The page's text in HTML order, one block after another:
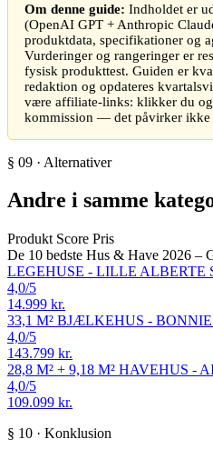
Om denne guide: Indholdet er
(OpenAI GPT + Anthropic
produktdata, specifikationer og
Vurderinger og rangeringer er
fysisk produkttest. Guiden er
redaktion og opdateres
være affiliate-links: klikker du
kommission — det påvirker ikke
§ 09 · Alternativer
Andre i samme
Produkt Score Pris
De 10 bedste Hus & Have 2026 –
LEGEHUSE - LILLE ALBERTE
4,0/5
14.999 kr.
33,1 M² BJÆLKEHUS - BONNIE
4,0/5
143.799 kr.
28,8 M² + 9,18 M² HAVEHUS -
4,0/5
109.099 kr.
§ 10 · Konklusion